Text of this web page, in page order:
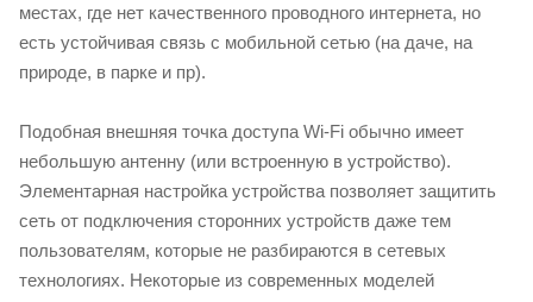
местах, где нет качественного проводного интернета, но
есть устойчивая связь с мобильной сетью (на даче, на
природе, в парке и пр).
Подобная внешняя точка доступа Wi-Fi обычно имеет
небольшую антенну (или встроенную в устройство).
Элементарная настройка устройства позволяет защитить
сеть от подключения сторонних устройств даже тем
пользователям, которые не разбираются в сетевых
технологиях. Некоторые из современных моделей